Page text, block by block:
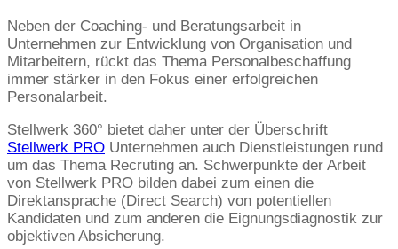
Neben der Coaching- und Beratungsarbeit in
Unternehmen zur Entwicklung von Organisation und
Mitarbeitern, rückt das Thema Personalbeschaffung
immer stärker in den Fokus einer erfolgreichen
Personalarbeit.
Stellwerk 360° bietet daher unter der Überschrift
Stellwerk PRO Unternehmen auch Dienstleistungen rund
um das Thema Recruting an. Schwerpunkte der Arbeit
von Stellwerk PRO bilden dabei zum einen die
Direktansprache (Direct Search) von potentiellen
Kandidaten und zum anderen die Eignungsdiagnostik zur
objektiven Absicherung.